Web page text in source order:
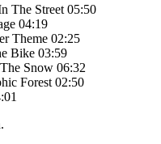
The Street 05:50
04:19
Theme 02:25
Bike 03:59
Snow 06:32
Forest 02:50